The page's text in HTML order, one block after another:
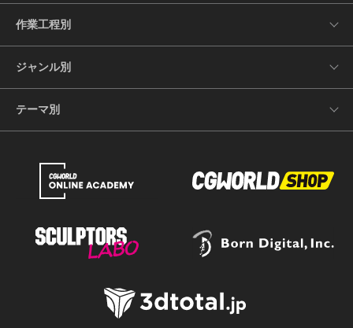
作業工程別
ジャンル別
テーマ別